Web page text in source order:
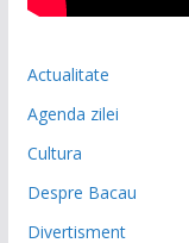
Actualitate
Agenda zilei
Cultura
Despre Bacau
Divertisment